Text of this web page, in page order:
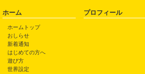
ホーム
ホームトップ
おしらせ
新着通知
はじめての方へ
遊び方
世界設定
プロフィール